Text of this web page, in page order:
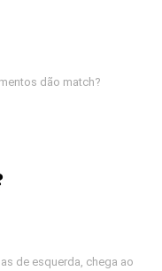
dão match?
de esquerda, chega ao